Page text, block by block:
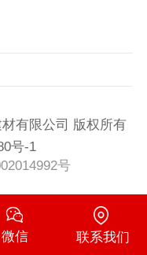
有限公司 版权所有
号-1
号
微信 联系我们